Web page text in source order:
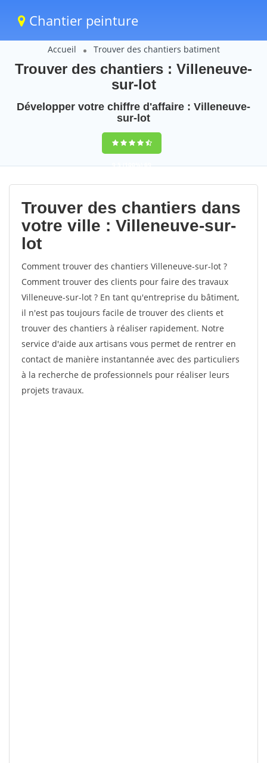
Chantier peinture
Accueil Trouver des chantiers batiment
Trouver des chantiers : Villeneuve-
sur-lot
Développer votre chiffre d'affaire : Villeneuve-
sur-lot
9,5(100%)69
votes
Trouver des chantiers dans
votre ville : Villeneuve-sur-
lot
Comment trouver des chantiers Villeneuve-sur-lot ?
Comment trouver des clients pour faire des travaux
Villeneuve-sur-lot ? En tant qu'entreprise du bâtiment,
il n'est pas toujours facile de trouver des clients et
trouver des chantiers à réaliser rapidement. Notre
service d'aide aux artisans vous permet de rentrer en
contact de manière instantannée avec des particuliers
à la recherche de professionnels pour réaliser leurs
projets travaux.